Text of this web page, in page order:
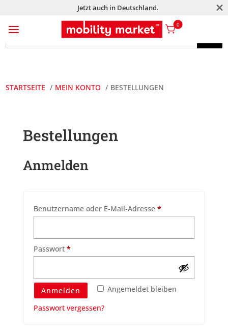
Jetzt auch in Deutschland. M
a 0
Products
Products
STARTSEITE MEIN KONTO BESTELLUNGEN
Bestellungen
Anmelden
Benutzername oder E-Mail-Adresse *Erforderlich
Passwort *Erforderlich
Angemeldet bleiben
Anmelden
Passwort vergessen?